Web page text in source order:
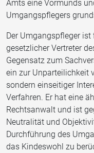
Amts eine Vormunds
Umgangspflegers
Der Umgangspfleger ist
gesetzlicher Vertreter
Gegensatz zum
ein zur Unparteilichkeit
sondern einseitiger
Verfahren. Er hat eine
Rechtsanwalt und ist
Neutralität und
Durchführung des
das Kindeswohl zu